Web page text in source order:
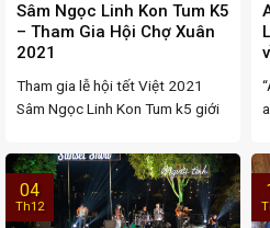
Sâm Ngọc Linh Kon Tum K5
– Tham Gia Hội Chợ Xuân
2021
Tham gia lễ hội tết Việt 2021
Sâm Ngọc Linh Kon Tum k5 giới
04
Th12